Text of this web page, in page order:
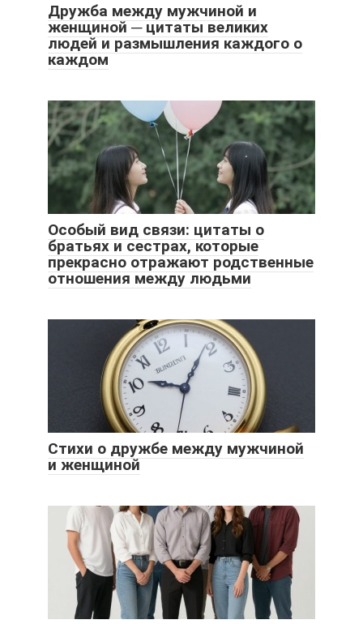
Дружба между мужчиной и
женщиной ─ цитаты великих
людей и размышления каждого о
каждом
Особый вид связи: цитаты о
братьях и сестрах, которые
прекрасно отражают родственные
отношения между людьми
Стихи о дружбе между мужчиной
и женщиной